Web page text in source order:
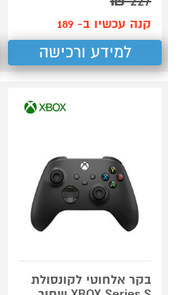
קנה עכשיו ב- 189
למידע ורכישה
בקר אלחוטי לקונסולת